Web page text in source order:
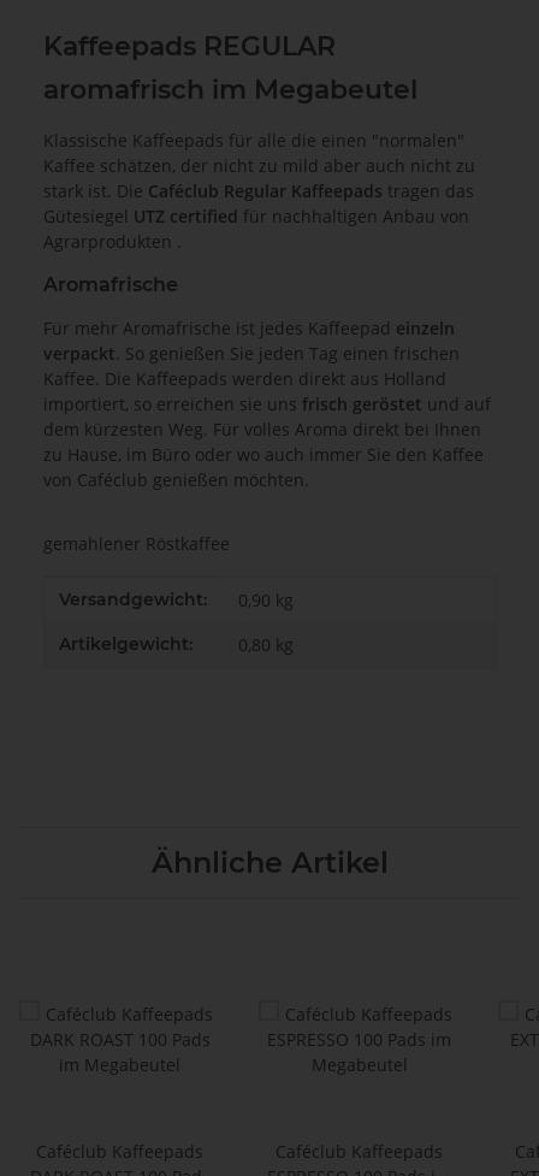
Kaffeepads REGULAR
aromafrisch im Megabeutel
Klassische Kaffeepads für alle die einen "normalen"
Kaffee schätzen, der nicht zu mild aber auch nicht zu
stark ist. Die Caféclub Regular Kaffeepads tragen das
Gütesiegel UTZ certified für nachhaltigen Anbau von
Agrarprodukten .
Aromafrische
Für mehr Aromafrische ist jedes Kaffeepad einzeln
verpackt. So genießen Sie jeden Tag einen frischen
Kaffee. Die Kaffeepads werden direkt aus Holland
importiert, so erreichen sie uns frisch geröstet und auf
dem kürzesten Weg. Für volles Aroma direkt bei Ihnen
zu Hause, im Büro oder wo auch immer Sie den Kaffee
von Caféclub genießen möchten.
gemahlener Röstkaffee
Produkteigenschaft
Wert
Versandgewicht: 0,90 kg
Artikelgewicht: 0,80 kg
Ähnliche Artikel
Caféclub Kaffeepads
Caféclub Kaffeepads